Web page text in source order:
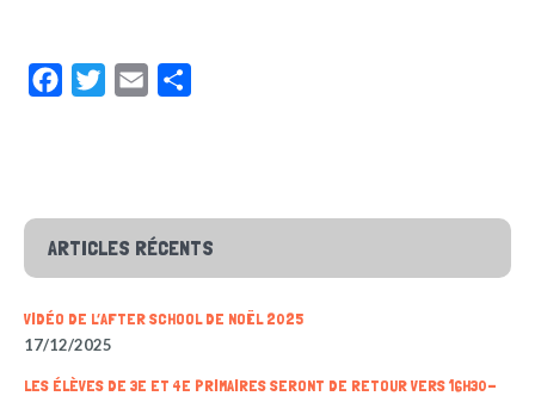
FacebookTwitterEmail
ARTICLES RÉCENTS
VIDÉO DE L’AFTER SCHOOL DE NOËL 2025
17/12/2025
LES ÉLÈVES DE 3E ET 4E PRIMAIRES SERONT DE RETOUR VERS 16H30-